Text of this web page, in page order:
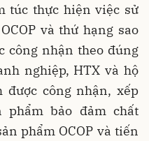
túc thực hiện việc sử
và thứ hạng sao
công nhận theo đúng
nghiệp, HTX và hộ
công nhận, xếp
phẩm bảo đảm chất
phẩm OCOP và tiến